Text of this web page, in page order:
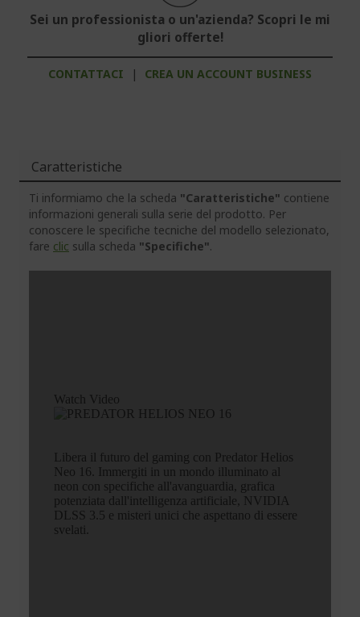
Sei un professionista o un'azienda? Scopri le mi
gliori offerte!
CONTATTACI | CREA UN ACCOUNT BUSINESS
Caratteristiche
Ti informiamo che la scheda "Caratteristiche" contiene
informazioni generali sulla serie del prodotto. Per
conoscere le specifiche tecniche del modello selezionato,
fare clic sulla scheda "Specifiche".